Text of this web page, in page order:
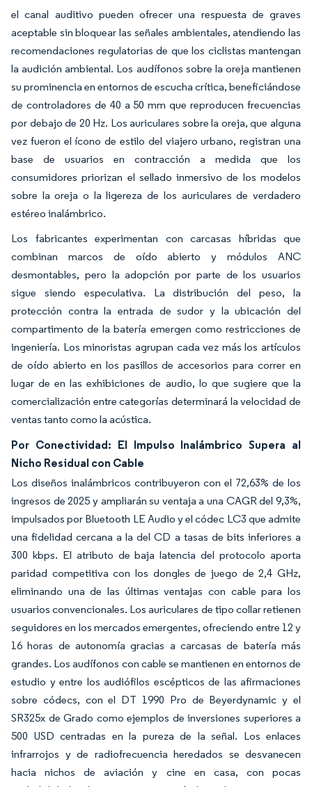
el canal auditivo pueden ofrecer una respuesta de graves
aceptable sin bloquear las señales ambientales, atendiendo las
recomendaciones regulatorias de que los ciclistas mantengan
la audición ambiental. Los audífonos sobre la oreja mantienen
su prominencia en entornos de escucha crítica, beneficiándose
de controladores de 40 a 50 mm que reproducen frecuencias
por debajo de 20 Hz. Los auriculares sobre la oreja, que alguna
vez fueron el ícono de estilo del viajero urbano, registran una
base de usuarios en contracción a medida que los
consumidores priorizan el sellado inmersivo de los modelos
sobre la oreja o la ligereza de los auriculares de verdadero
estéreo inalámbrico.
Los fabricantes experimentan con carcasas híbridas que
combinan marcos de oído abierto y módulos ANC
desmontables, pero la adopción por parte de los usuarios
sigue siendo especulativa. La distribución del peso, la
protección contra la entrada de sudor y la ubicación del
compartimento de la batería emergen como restricciones de
ingeniería. Los minoristas agrupan cada vez más los artículos
de oído abierto en los pasillos de accesorios para correr en
lugar de en las exhibiciones de audio, lo que sugiere que la
comercialización entre categorías determinará la velocidad de
ventas tanto como la acústica.
Por Conectividad: El Impulso Inalámbrico Supera al
Nicho Residual con Cable
Los diseños inalámbricos contribuyeron con el 72,63% de los
ingresos de 2025 y ampliarán su ventaja a una CAGR del 9,3%,
impulsados por Bluetooth LE Audio y el códec LC3 que admite
una fidelidad cercana a la del CD a tasas de bits inferiores a
300 kbps. El atributo de baja latencia del protocolo aporta
paridad competitiva con los dongles de juego de 2,4 GHz,
eliminando una de las últimas ventajas con cable para los
usuarios convencionales. Los auriculares de tipo collar retienen
seguidores en los mercados emergentes, ofreciendo entre 12 y
16 horas de autonomía gracias a carcasas de batería más
grandes. Los audífonos con cable se mantienen en entornos de
estudio y entre los audiófilos escépticos de las afirmaciones
sobre códecs, con el DT 1990 Pro de Beyerdynamic y el
SR325x de Grado como ejemplos de inversiones superiores a
500 USD centradas en la pureza de la señal. Los enlaces
infrarrojos y de radiofrecuencia heredados se desvanecen
hacia nichos de aviación y cine en casa, con pocas